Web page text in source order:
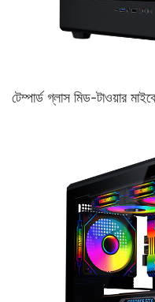
টেম্পার্ড গ্লাস মিড-টাওয়ার